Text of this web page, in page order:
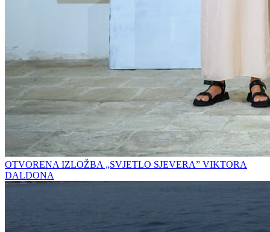
OTVORENA IZLOŽBA „SVJETLO SJEVERA” VIKTORA
DALDONA